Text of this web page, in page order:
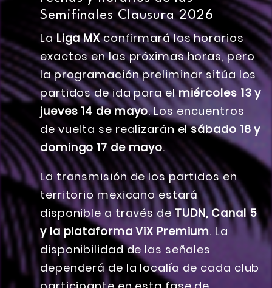
Semifinales Clausura 2026
La Liga MXconfirmará los horarios
exactos en las próximas horas, pero
la programación preliminar sitúa los
partidos de ida para elmiércoles 13 y
jueves 14 de mayo. Los encuentros
de vuelta se realizarán elsábado 16 y
domingo 17 de mayo.
La transmisión de los partidos en
territorio mexicano estará
disponible a través deTUDN, Canal 5
y la plataforma ViX Premium. La
disponibilidad de las señales
dependerá de la localía de cada club